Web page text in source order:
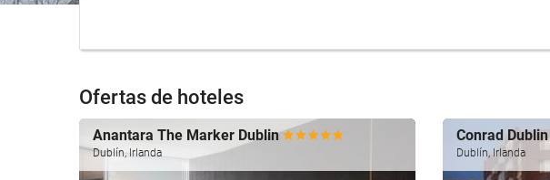
Ofertas de hoteles
Anantara The Marker Dublin
Dublín, Irlanda
Conrad Dublin
Dublín, Irlanda